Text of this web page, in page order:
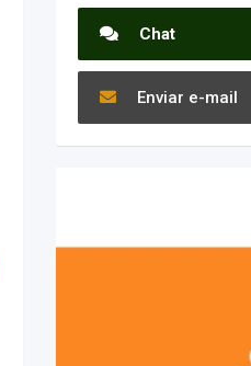
Chat
Enviar e-mail